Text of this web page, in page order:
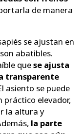
de manera
se ajustan en
abatibles.
quese ajusta
transparente
asiento se puede
elevador,
la altura y
la parte